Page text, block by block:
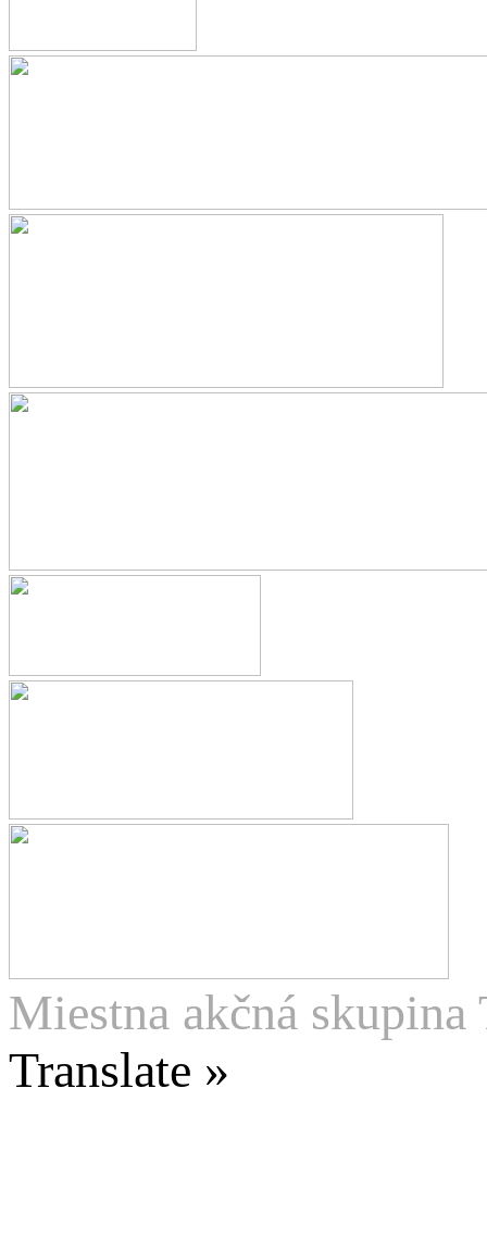
Miestna akčná skupina
Translate »